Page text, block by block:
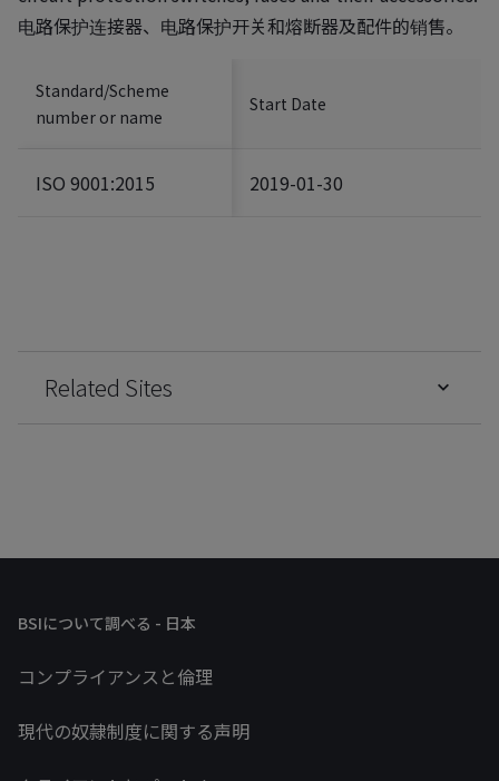
电路保护连接器、电路保护开关和熔断器及配件的销售。
Standard/Scheme
number or name
Start Date
ISO 9001:2015 2019-01-30
Related Sites
BSIについて調べる - 日本
コンプライアンスと倫理
現代の奴隷制度に関する声明